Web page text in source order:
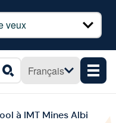
Rechercher
Français
à IMT Mines Albi